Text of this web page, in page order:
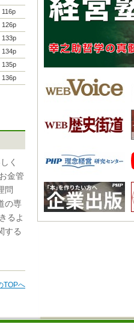
116p
126p
133p
134p
135p
136p
く
金管
問
の専
るよ
する
TOPへ